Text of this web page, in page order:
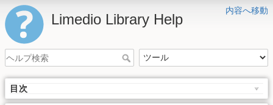
内容へ移動
Limedio Library Help
目次